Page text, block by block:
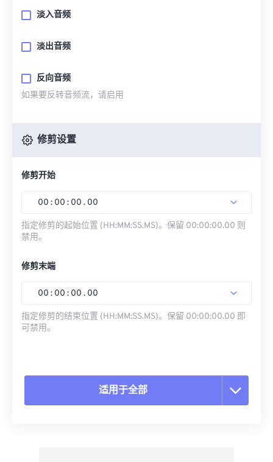
淡入音频
淡出音频
反向音频
如果要反转音频流，请启用
修剪设置
修剪开始
00 : 00 : 00 . 00
指定修剪的起始位置 (HH:MM:SS.MS)。保留 00:00:00.00 则
禁用。
修剪末端
00 : 00 : 00 . 00
指定修剪的结束位置 (HH:MM:SS.MS)。保留 00:00:00.00 即
可禁用。
适用于全部